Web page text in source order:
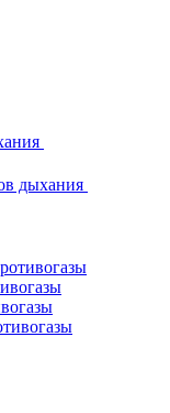
дыхания